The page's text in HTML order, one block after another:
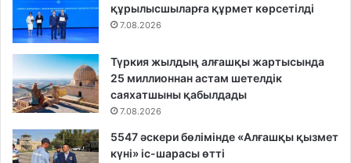
құрылысшыларға құрмет көрсетілді
7.08.2026
Түркия жылдың алғашқы жартысында
25 миллионнан астам шетелдік
саяхатшыны қабылдады
7.08.2026
5547 әскери бөлімінде «Алғашқы қызмет
күні» іс-шарасы өтті